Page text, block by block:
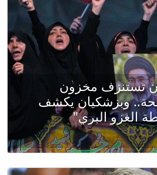
تستنزف مخزون
وبزشكيان يكشف
الغزو البري"